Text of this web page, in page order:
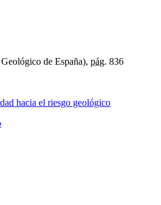
de España), pág. 836
hacia el riesgo geológico